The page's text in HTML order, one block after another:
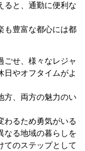
ると、通勤に便利な
も豊富な都心には都
ごせ、様々なレジャ
日やオフタイムがよ
方、両方の魅力のい
わるため勇気がいる
なる地域の暮らしを
てのステップとして